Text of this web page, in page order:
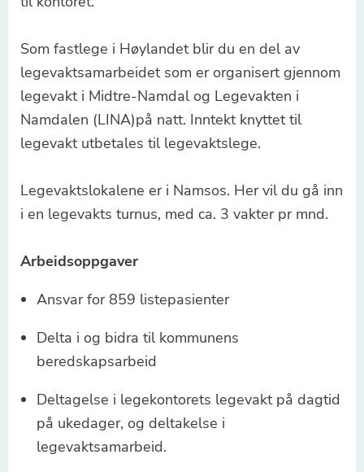
Som fastlege i Høylandet blir du en del av
legevaktsamarbeidet som er organisert gjennom
legevakt i Midtre-Namdal og Legevakten i
Namdalen (LINA)på natt. Inntekt knyttet til
legevakt utbetales til legevaktslege.
Legevaktslokalene er i Namsos. Her vil du gå inn
i en legevakts turnus, med ca. 3 vakter pr mnd.
Arbeidsoppgaver
Ansvar for 859 listepasienter
Delta i og bidra til kommunens
beredskapsarbeid
Deltagelse i legekontorets legevakt på dagtid
på ukedager, og deltakelse i
legevaktsamarbeid.